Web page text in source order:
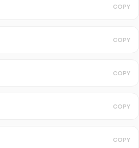
COPY
COPY
COPY
COPY
COPY